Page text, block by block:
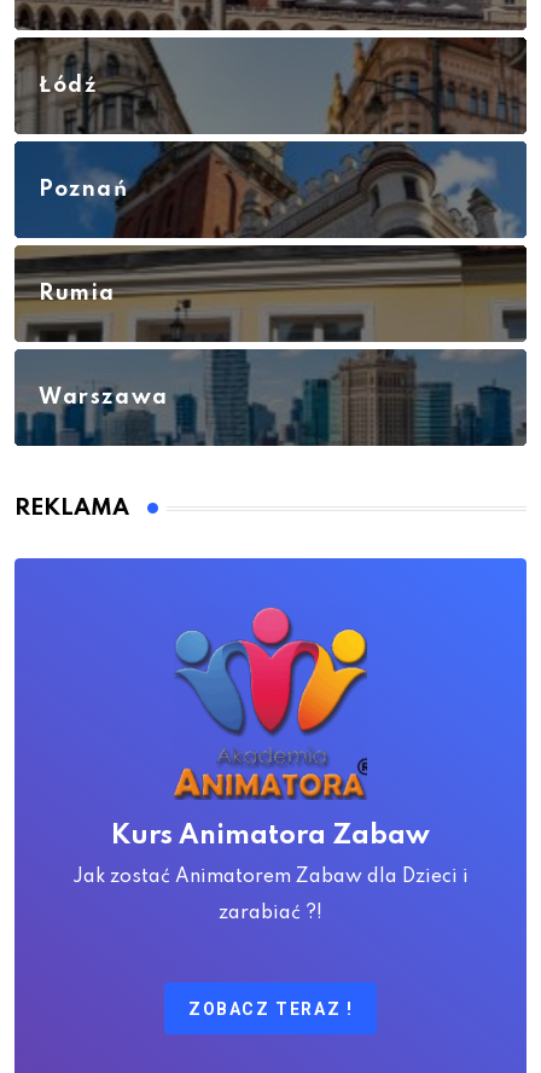
Łódź
Poznań
Rumia
Warszawa
REKLAMA
Kurs Animatora Zabaw
Jak zostać Animatorem Zabaw dla Dzieci i
zarabiać ?!
ZOBACZ TERAZ !